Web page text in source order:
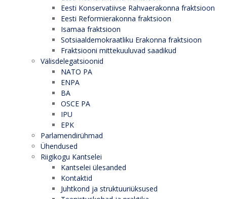
Eesti Konservatiivse Rahvaerakonna fraktsioon
Eesti Reformierakonna fraktsioon
Isamaa fraktsioon
Sotsiaaldemokraatliku Erakonna fraktsioon
Fraktsiooni mittekuuluvad saadikud
Välisdelegatsioonid
NATO PA
ENPA
BA
OSCE PA
IPU
EPK
Parlamendirühmad
Ühendused
Riigikogu Kantselei
Kantselei ülesanded
Kontaktid
Juhtkond ja struktuuriüksused